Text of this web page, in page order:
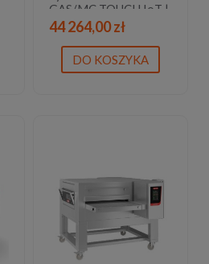
GAS/MC TOUCH IoT |
wyświetlacz dotykowy
| 2 lata gwarancji
44 264,00 zł
DO KOSZYKA